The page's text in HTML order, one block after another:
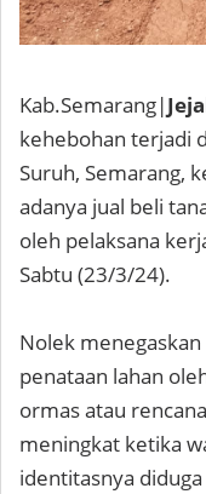
Kab.Semarang|
kehebohan terjadi
Suruh, Semarang,
adanya jual beli
oleh pelaksana
Sabtu (23/3/24).
Nolek
penataan lahan
ormas atau
meningkat ketika
identitasnya